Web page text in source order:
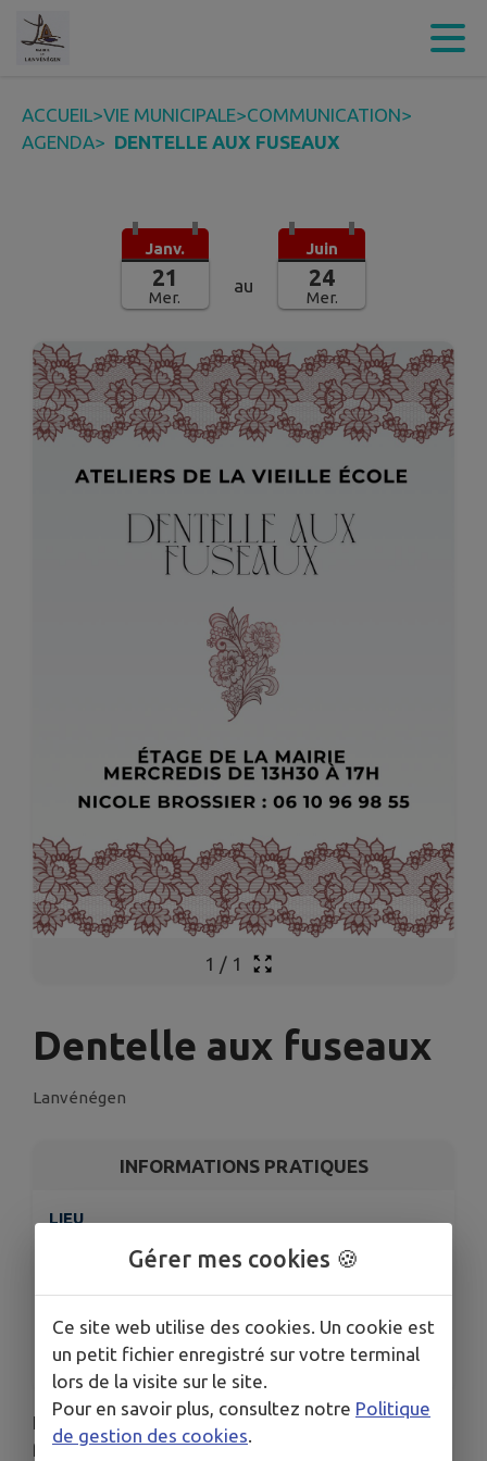
Contenu
ACCUEIL>VIE MUNICIPALE>COMMUNICATION>
AGENDA> DENTELLE AUX FUSEAUX
Janv.
21
Mer.
au
Juin
24
Mer.
1 / 1
Dentelle aux fuseaux
Lanvénégen
INFORMATIONS PRATIQUES
LIEU
Du mer. 21 janv. au mer. 24 juin
HORAIRES
De 14h00 à 16h00
Envie de découvrir ou de redécouvrir un savoir-
faire traditionnel ?
Gérer mes cookies 🍪
Ce site web utilise des cookies. Un cookie est
un petit fichier enregistré sur votre terminal
lors de la visite sur le site.
Pour en savoir plus, consultez notre Politique
de gestion des cookies.